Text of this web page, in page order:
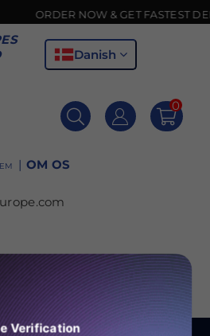
ORDER NOW & GET FASTEST
Danish
0
| OM OS
Verification